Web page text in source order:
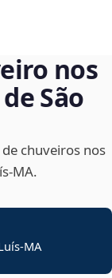
nos
São
chuveiros nos
MA